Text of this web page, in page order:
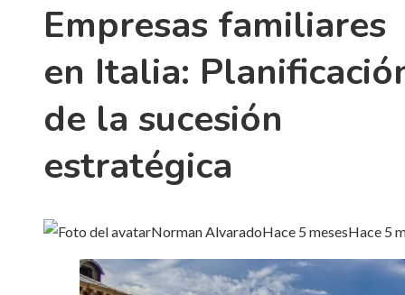
Empresas familiares
en Italia:
de la sucesión
estratégica
Norman AlvaradoHace 5 mesesHace 5